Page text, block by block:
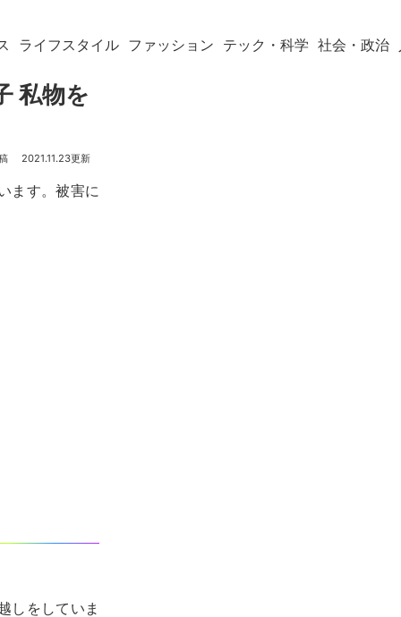
ライフスタイル ファッション テック・科学 社会・政治
私物を
2021.11.23
ます。被害に
しをしていま